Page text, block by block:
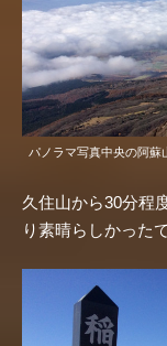
パノラマ写真中央の阿蘇
久住山から30分程
り素晴らしかったで